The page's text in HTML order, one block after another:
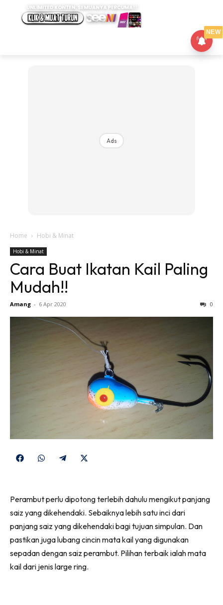
Ads
Home Hobi & Minat
Hobi & Minat
Cara Buat Ikatan Kail Paling
Mudah!!
Amang - 6 Apr 2020 0
Share
Share
Share
(Twitter)
Perambut perlu dipotong terlebih dahulu mengikut panjang
saiz yang dikehendaki. Sebaiknya lebih satu inci dari
panjang saiz yang dikehendaki bagi tujuan simpulan. Dan
pastikan juga lubang cincin mata kail yang digunakan
sepadan dengan saiz perambut. Pilihan terbaik ialah mata
kail dari jenis large ring.
NEW